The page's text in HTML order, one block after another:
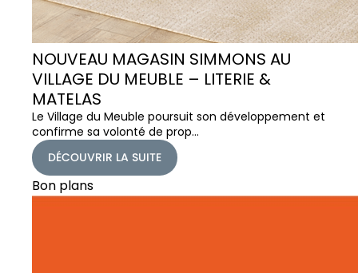
NOUVEAU MAGASIN SIMMONS AU
VILLAGE DU MEUBLE – LITERIE &
MATELAS
Le Village du Meuble poursuit son développement et
confirme sa volonté de prop…
DÉCOUVRIR LA SUITE
Bon plans